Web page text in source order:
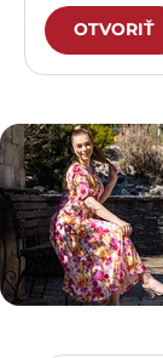
OTVORIŤ